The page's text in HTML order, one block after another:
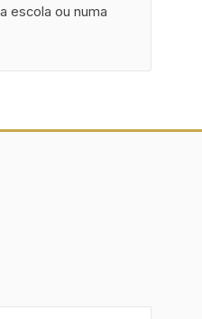
escola ou numa